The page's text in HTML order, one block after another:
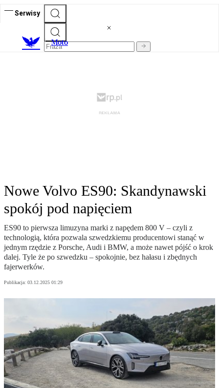
Serwisy
Moto
Nowe Volvo ES90: Skandynawski
spokój pod napięciem
ES90 to pierwsza limuzyna marki z napędem 800 V – czyli z
technologią, która pozwala szwedzkiemu producentowi stanąć w
jednym rzędzie z Porsche, Audi i BMW, a może nawet pójść o krok
dalej. Tyle że po szwedzku – spokojnie, bez hałasu i zbędnych
fajerwerków.
Publikacja: 03.12.2025 01:29